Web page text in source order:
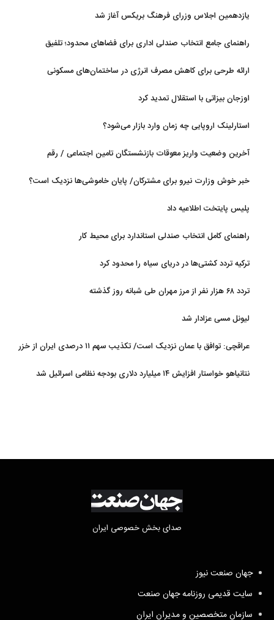
یازدهمین اجلاس وزرای فرهنگ بریکس آغاز شد
راهنمای جامع انتخاب صندلی اداری برای فضاهای محدود؛ تلفیق
ارائه طرحی برای کاهش مصرف انرژی در ساختمان‌های مسکونی
اوزجان بیزاتی با استقلال تمدید کرد
استارلینک اروپایی چه زمان وارد بازار می‌شود؟
آخرین وضعیت واریز معوقات بازنشستگان تامین اجتماعی / رقم
خبر خوش وزارت نیرو برای مشترکان/ پایان خاموشی‌ها نزدیک است؟
پلیس پایتخت اطلاعیه داد
راهنمای کامل انتخاب صندلی استاندارد برای محیط کار
ترکیه تردد کشتی‌ها در دریای سیاه را محدود کرد
تردد ۶۸ هزار نفر از مرز مهران طی شبانه روز گذشته
لیونل مسی عزادار شد
عراقچی: توافق با عمان نزدیک است/ تکذیب سهم ۱۱ درصدی ایران از خزر
نتانیاهو خواستار افزایش ۱۴ میلیارد دلاری بودجه نظامی اسرائیل شد
صدای بخش خصوصی ایران
جهان صنعت نیوز
سایت قدیمی روزنامه جهان صنعت
سازمان متخصصین و مدیران ایران